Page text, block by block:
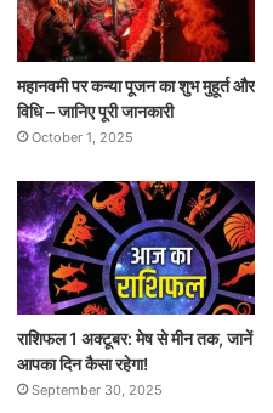
महानवमी पर कन्या पूजन का शुभ मुहूर्त और
विधि – जानिए पूरी जानकारी
October 1, 2025
राशिफल 1 अक्टूबर: मेष से मीन तक, जानें
आपका दिन कैसा रहेगा!
September 30, 2025